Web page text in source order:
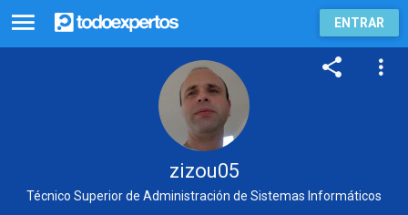
ENTRAR
zizou05
Técnico Superior de Administración de Sistemas Informáticos